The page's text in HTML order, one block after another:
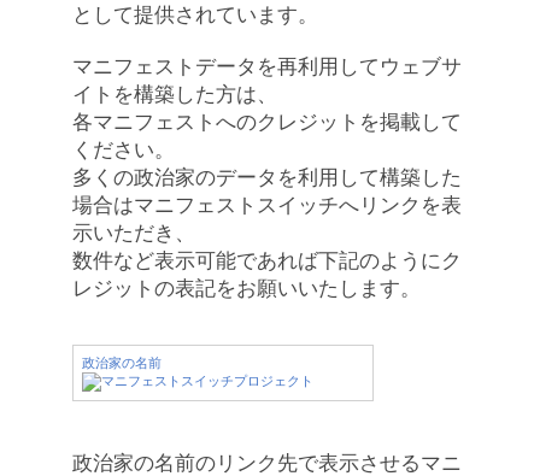
として提供されています。
マニフェストデータを再利用してウェブサ
イトを構築した方は、
各マニフェストへのクレジットを掲載して
ください。
多くの政治家のデータを利用して構築した
場合はマニフェストスイッチへリンクを表
示いただき、
数件など表示可能であれば下記のようにク
レジットの表記をお願いいたします。
政治家の名前
政治家の名前のリンク先で表示させるマニ